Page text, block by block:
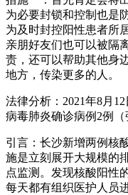
为必要封锁和控制也是
为及时封控阳性患者所
亲朋好友们也可以被隔
责，还可以帮助其他身
地方，传染更多的人。
法律分析：2021年8月
病毒肺炎确诊病例2例（
引言：长沙新增两例核
施是立刻展开大规模的
点监测。发现核酸阳性
每天都有组织医护人员